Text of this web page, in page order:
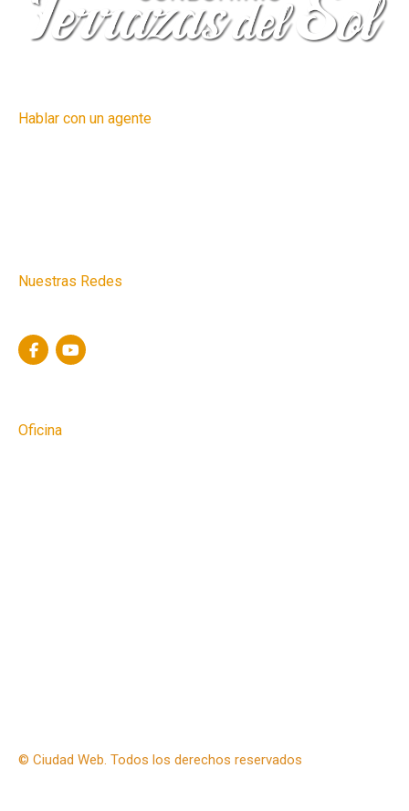
Hablar con un agente
Nuestras Redes
Oficina
© Ciudad Web. Todos los derechos reservados